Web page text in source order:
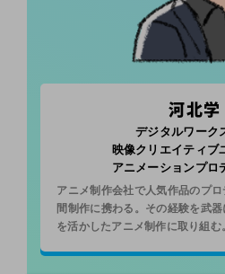
河北学
デジタルワー
映像クリエイティ
アニメーションプロ
アニメ制作会社で人気作品のプ
間制作に携わる。その経験を武
を活かしたアニメ制作に取り組む